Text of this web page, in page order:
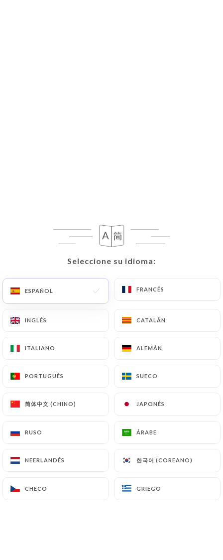
Seleccione su idioma:
ESPAÑOL FRANCÉS
INGLÉS CATALÁN
ITALIANO ALEMÁN
PORTUGUÉS SUECO
简体中文 (CHINO) JAPONÉS
RUSO ÁRABE
NEERLANDÉS 한국어 (COREANO)
CHECO GRIEGO
Seleccione su idioma:
ESPAÑOL FRANCÉS
INGLÉS CATALÁN
ITALIANO ALEMÁN
PORTUGUÉS SUECO
简体中文 (CHINO) JAPONÉS
RUSO ÁRABE
NEERLANDÉS 한국어 (COREANO)
CHECO GRIEGO